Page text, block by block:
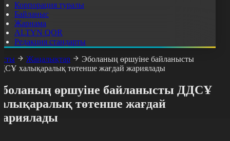
Корпорация туралы
Байланыс
Жарнама
ALTYN QOR
Редакция стандарты
Жаңалықтар
Эболаның өршуіне байланысты
халықаралық төтенше жағдай жариялады
өршуіне байланысты ДДСҰ
төтенше жағдай